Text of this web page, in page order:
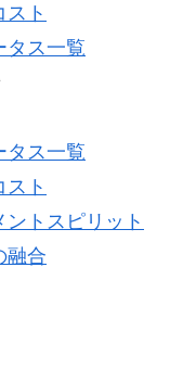
スト
タス一覧
タス一覧
スト
ントスピリット
融合